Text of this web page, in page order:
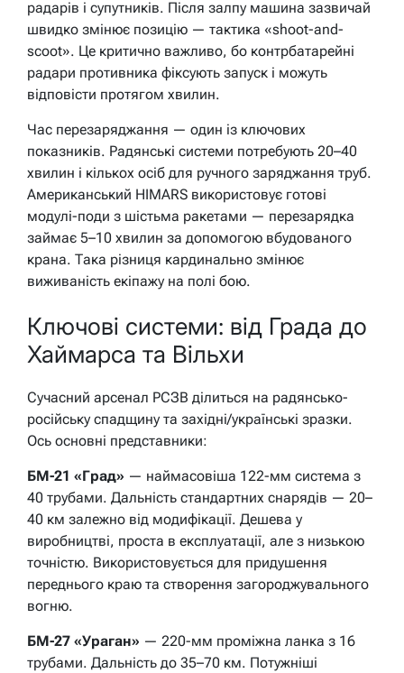
радарів і супутників. Після залпу машина зазвичай
швидко змінює позицію — тактика «shoot-and-
scoot». Це критично важливо, бо контрбатарейні
радари противника фіксують запуск і можуть
відповісти протягом хвилин.
Час перезаряджання — один із ключових
показників. Радянські системи потребують 20–40
хвилин і кількох осіб для ручного заряджання труб.
Американський HIMARS використовує готові
модулі-поди з шістьма ракетами — перезарядка
займає 5–10 хвилин за допомогою вбудованого
крана. Така різниця кардинально змінює
виживаність екіпажу на полі бою.
Ключові системи: від Града до
Хаймарса та Вільхи
Сучасний арсенал РСЗВ ділиться на радянсько-
російську спадщину та західні/українські зразки.
Ось основні представники:
БМ-21 «Град» — наймасовіша 122-мм система з
40 трубами. Дальність стандартних снарядів — 20–
40 км залежно від модифікації. Дешева у
виробництві, проста в експлуатації, але з низькою
точністю. Використовується для придушення
переднього краю та створення загороджувального
вогню.
БМ-27 «Ураган» — 220-мм проміжна ланка з 16
трубами. Дальність до 35–70 км. Потужніші